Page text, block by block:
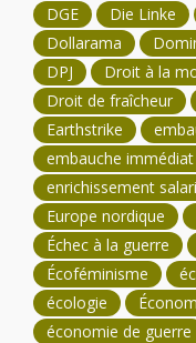
DGE
Die Linke
Dollarama
DPJ
Droit à la
Droit de fraîcheur
Earthstrike
embauche
enrichissement
Europe nordique
Échec à la guerre
Écoféminisme
écologie
économie de guerre